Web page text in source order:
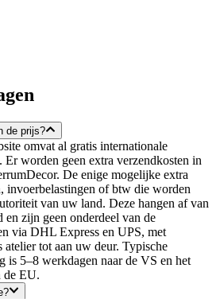
de prijs?
omvat al gratis internationale
Er worden geen extra verzendkosten in
De enige mogelijke extra
invoerbelastingen of btw die worden
van uw land. Deze hangen af van
zijn geen onderdeel van de
via DHL Express en UPS, met
tot aan uw deur. Typische
is 5–8 werkdagen naar de VS en het
de EU.